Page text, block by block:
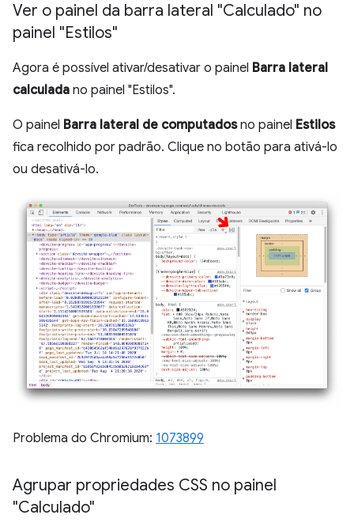
Ver o painel da barra lateral "Calculado" no
painel "Estilos"
Agora é possível ativar/desativar o painel Barra lateral
calculada no painel "Estilos".
O painel Barra lateral de computadosno painel Estilos
fica recolhido por padrão. Clique no botão para ativá-lo
ou desativá-lo.
Problema do Chromium: 1073899
Agrupar propriedades CSS no painel
"Calculado"